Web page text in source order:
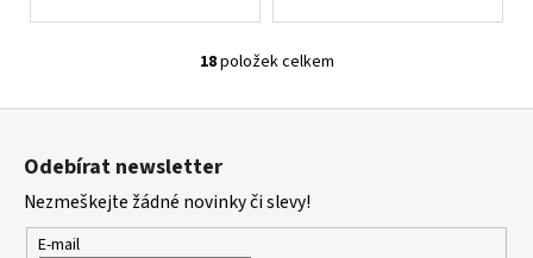
O
V
A
C
18položek celkem
Z
Odebírat newsletter
Nezmeškejte žádné novinky či slevy!
E-mail